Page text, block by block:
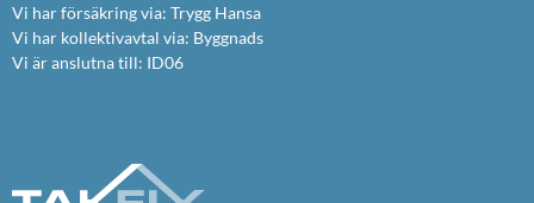
Vi har försäkring via: Trygg Hansa
Vi har kollektivavtal via: Byggnads
Vi är anslutna till: ID06